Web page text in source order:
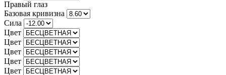
Правый глаз
Базовая кривизна
Сила
Цвет
Цвет
Цвет
Цвет
Цвет